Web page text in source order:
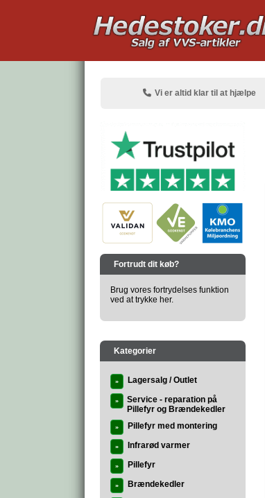
Vi er altid klar til at hjælpe
Fortrudt dit køb?
Brug vores fortrydelses funktion
ved at trykke her.
Kategorier
» Lagersalg / Outlet
»
Service - reparation på
Pillefyr og Brændekedler
» Pillefyr med montering
» Infrarød varmer
» Pillefyr
» Brændekedler